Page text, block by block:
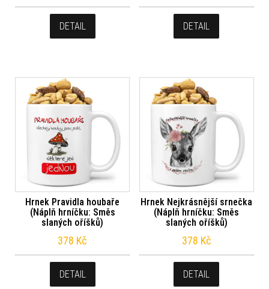
DETAIL DETAIL
Hrnek Pravidla houbaře
(Náplň hrníčku: Směs
slaných oříšků)
378 Kč
DETAIL
Hrnek Nejkrásnější srnečka
(Náplň hrníčku: Směs
slaných oříšků)
378 Kč
DETAIL